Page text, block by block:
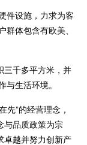
件设施，力求为客
群体包含有欧美、
千多平方米，并
与生活环境。
”的经营理念，
与品质政策为宗
卓越并努力创新产